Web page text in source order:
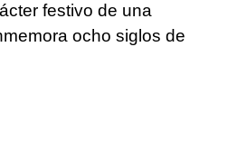
festivo de una
ocho siglos de